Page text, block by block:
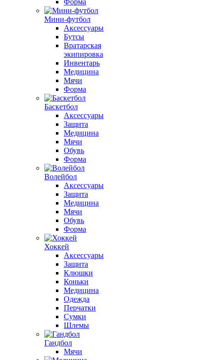
Форма
Мини-футбол
Аксессуары
Бутсы
Вратарская
экипировка
Инвентарь
Медицина
Мячи
Форма
Баскетбол
Аксессуары
Защита
Медицина
Мячи
Обувь
Форма
Волейбол
Аксессуары
Защита
Медицина
Мячи
Обувь
Форма
Хоккей
Аксессуары
Защита
Клюшки
Коньки
Медицина
Одежда
Перчатки
Сумки
Шлемы
Гандбол
Мячи